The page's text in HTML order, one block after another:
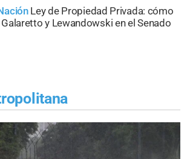
Ley de Propiedad Privada: cómo
y Lewandowski en el Senado